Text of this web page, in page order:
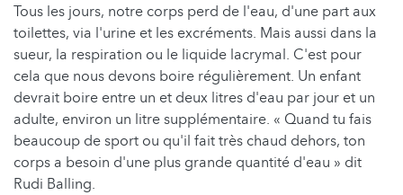
Tous les jours, notre corps perd de l'eau, d'une part aux
toilettes, via l'urine et les excréments. Mais aussi dans la
sueur, la respiration ou le liquide lacrymal. C'est pour
cela que nous devons boire régulièrement. Un enfant
devrait boire entre un et deux litres d'eau par jour et un
adulte, environ un litre supplémentaire. « Quand tu fais
beaucoup de sport ou qu'il fait très chaud dehors, ton
corps a besoin d'une plus grande quantité d'eau » dit
Rudi Balling.